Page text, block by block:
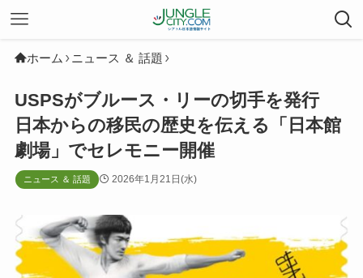
ホーム ニュース ＆ 話題
USPSがブルース・リーの切手を発行
日本からの移民の歴史を伝える「日本館
劇場」でセレモニー開催
ニュース ＆ 話題 2026年1月21日(水)